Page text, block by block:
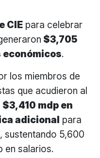
CIE para celebrar
$3,705
económicos.
los miembros de
que acudieron al
$3,410 mdp en
adicional para
sustentando 5,600
en salarios.